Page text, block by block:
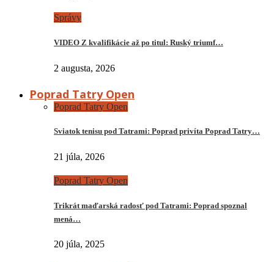
Správy
VIDEO Z kvalifikácie až po titul: Ruský triumf…
2 augusta, 2026
Poprad Tatry Open
Poprad Tatry Open
Sviatok tenisu pod Tatrami: Poprad privíta Poprad Tatry…
21 júla, 2026
Poprad Tatry Open
Trikrát maďarská radosť pod Tatrami: Poprad spoznal
mená…
20 júla, 2025